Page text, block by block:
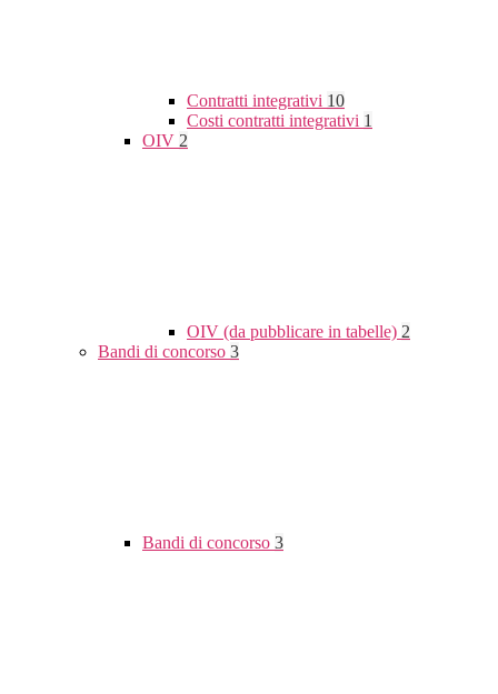
Contratti integrativi 10
Costi contratti integrativi 1
OIV 2
OIV (da pubblicare in tabelle) 2
Bandi di concorso 3
Bandi di concorso 3